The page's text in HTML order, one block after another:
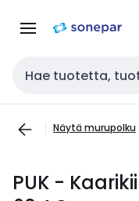
navigointiinsisältöön
Haku
Näytä murupolku
PUK -